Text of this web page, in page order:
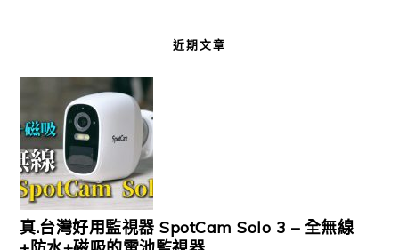
近期文章
真.台灣好用監視器 SpotCam Solo 3 – 全無線